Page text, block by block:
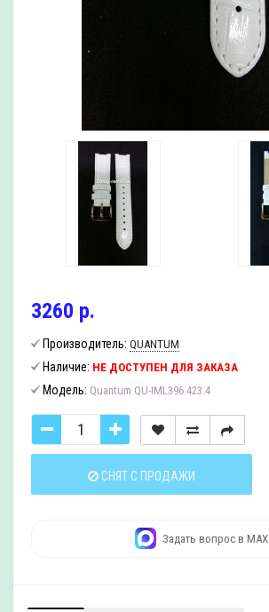
3260 р.
Производитель: QUANTUM
Наличие: НЕ ДОСТУПЕН ДЛЯ ЗАКАЗА
Модель: Quantum QU-IML396.423.4
СНЯТ С ПРОДАЖИ
Задать вопрос в MAX